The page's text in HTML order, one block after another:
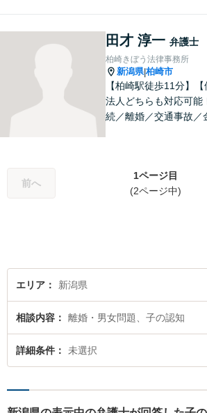
田才 淳一 弁護士
柏崎きぼう法律事務所
新潟県|柏崎市
【柏崎駅徒歩11分】【
法人どちらも対応可能
続／離婚／交通事故／
し、元の生活に戻って
けるよう尽力します。
前へ
1ページ目
(2ページ中)
エリア 新潟県
相談内容 離婚・男女問題、子の認知
詳細条件 未選択